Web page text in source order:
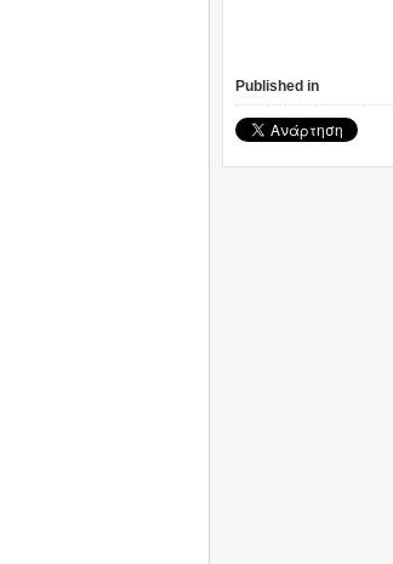
Published in